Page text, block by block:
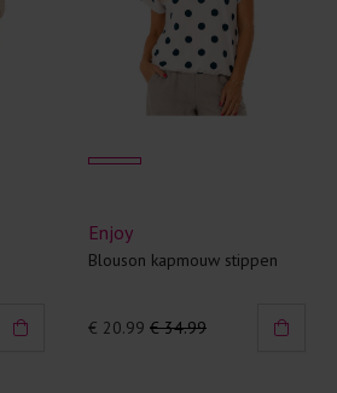
Enjoy
Blouson kapmouw stippen
€ 20.99 € 34.99